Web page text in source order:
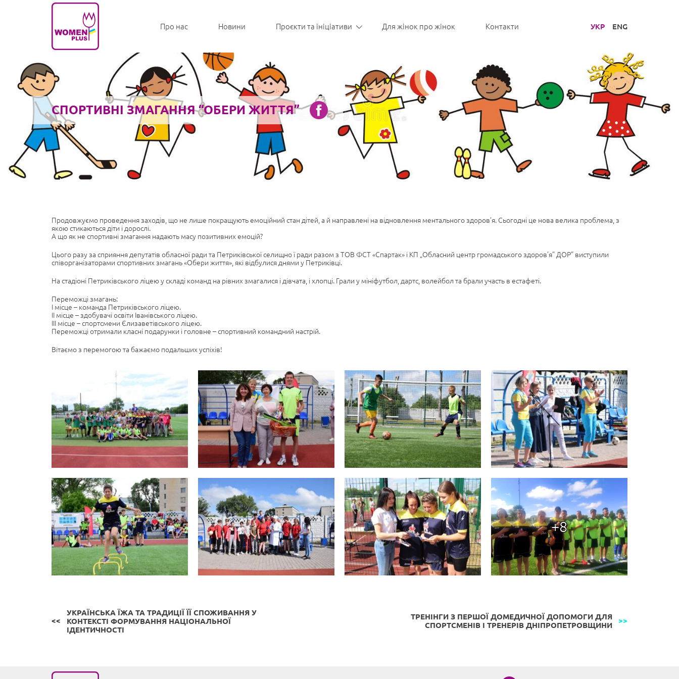
СПОРТИВНІ ЗМАГАННЯ “ОБЕРИ ЖИТТЯ”
Продовжуємо проведення заходів, що не лише покращують емоційний стан дітей, а й направлені на відновлення ментального здоров’я. Сьогодні це нова велика проблема, з
якою стикаються діти і дорослі.
А що як не спортивні змагання надають масу позитивних емоцій?
Цього разу за сприяння депутатів обласної ради та Петриківської селищно ї ради разом з ТОВ ФСТ «Спартак» і КП „Обласний центр громадського здоров’я” ДОР” виступили
співорганізаторами спортивних змагань «Обери життя», які відбулися днями у Петриківці.
На стадіоні Петриківського ліцею у складі команд на рівних змагалися і дівчата, і хлопці. Грали у мініфутбол, дартс, волейбол та брали участь в естафеті.
Переможці змагань:
І місце – команда Петриківського ліцею.
ІІ місце – здобувачі освіти Іванівського ліцею.
ІІІ місце – спортсмени Єлизаветівського ліцею.
Переможці отримали класні подарунки і головне – спортивний командний настрій.
Вітаємо з перемогою та бажаємо подальших успіхів!
+8
УКРАЇНСЬКА ЇЖА ТА ТРАДИЦІЇ ЇЇ СПОЖИВАННЯ У
КОНТЕКСТІ ФОРМУВАННЯ НАЦІОНАЛЬНОЇ
ІДЕНТИЧНОСТІ
ТРЕНІНГИ З ПЕРШОЇ ДОМЕДИЧНОЇ ДОПОМОГИ ДЛЯ
СПОРТСМЕНІВ І ТРЕНЕРІВ ДНІПРОПЕТРОВЩИНИ
Про нас Новини Проєкти та ініціативи Для жінок про жінок Контакти УКР ENG